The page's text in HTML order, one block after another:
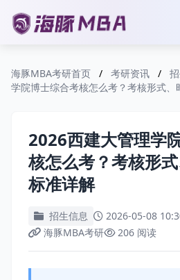
海豚MBA考研首页 / 考研资讯 /
学院博士综合考核怎么考？考核形式、
2026西建大管理学
核怎么考？考核形
标准详解
招生信息 2026-05-08
海豚MBA考研
206 阅读